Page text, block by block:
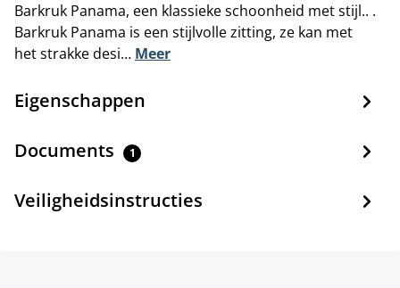
Barkruk Panama, een klassieke schoonheid met stijl.. .
Barkruk Panama is een stijlvolle zitting, ze kan met
het strakke desi… Meer
Eigenschappen
Documents 1
Veiligheidsinstructies